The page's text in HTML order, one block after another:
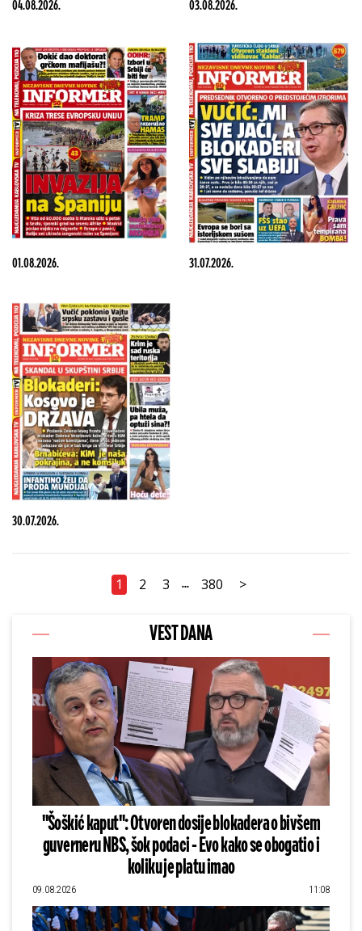
04.08.2026. 03.08.2026.
01.08.2026. 31.07.2026.
30.07.2026.
1 2 3 ... 380 >
VEST DANA
"Šoškić kaput": Otvoren dosije blokadera o bivšem
guverneru NBS, šok podaci - Evo kako se obogatio i
koliku je platu imao
09.08.2026 11:08